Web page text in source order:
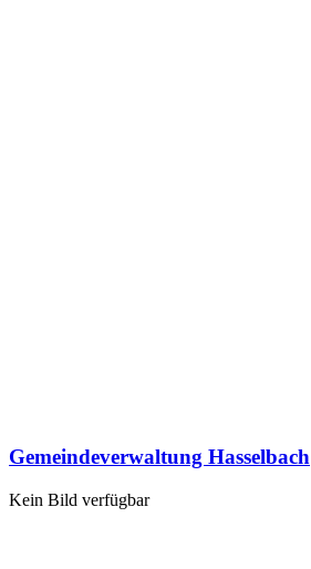
Gemeindeverwaltung Hasselbach
Kein Bild verfügbar